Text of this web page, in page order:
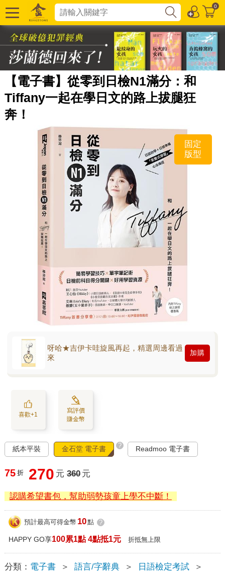
0
【電子書】從零到日檢N1滿分：和
Tiffany一起在學日文的路上拔腿狂
奔！
固定
版型
呀哈★吉伊卡哇旋風再起，精選周邊看過
來
加購
喜歡+1
寫評價
賺金幣
紙本平裝 金石堂 電子書 ? Readmoo 電子書
75 折 270 元 360 元
認購希望書包，幫助弱勢孩童上學不中斷！
預計最高可得金幣 10點 ?
HAPPY GO享100累1點 4點抵1元 折抵無上限
分類： 電子書 ＞ 語言/字辭典 ＞ 日語檢定考試
＞